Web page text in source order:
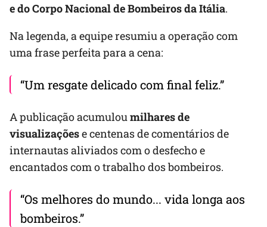
e do Corpo Nacional de Bombeiros da Itália.
Na legenda, a equipe resumiu a operação com
uma frase perfeita para a cena:
“Um resgate delicado com final feliz.”
A publicação acumuloumilhares de
visualizaçõese centenas de comentários de
internautas aliviados com o desfecho e
encantados com o trabalho dos bombeiros.
“Os melhores do mundo... vida longa aos
bombeiros.”